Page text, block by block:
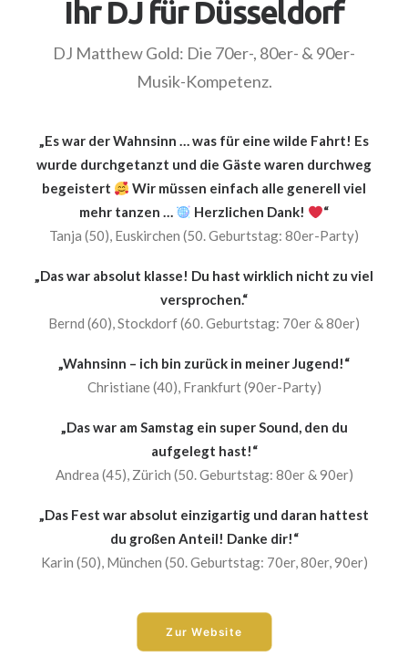
Ihr DJ für Düsseldorf
DJ Matthew Gold: Die 70er-, 80er- & 90er-
Musik-Kompetenz.
„Es war der Wahnsinn … was für eine wilde Fahrt! Es
wurde durchgetanzt und die Gäste waren durchweg
begeistert
Wir müssen einfach alle generell viel
mehr tanzen …
Herzlichen Dank!
“
Tanja (50), Euskirchen (50. Geburtstag: 80er-Party)
„Das war absolut klasse! Du hast wirklich nicht zu viel
versprochen.“
Bernd (60), Stockdorf (60. Geburtstag: 70er & 80er)
„Wahnsinn – ich bin zurück in meiner Jugend!“
Christiane (40), Frankfurt (90er-Party)
„Das war am Samstag ein super Sound, den du
aufgelegt hast!“
Andrea (45), Zürich (50. Geburtstag: 80er & 90er)
„Das Fest war absolut einzigartig und daran hattest
du großen Anteil! Danke dir!“
Karin (50), München (50. Geburtstag: 70er, 80er, 90er)
Zur Website